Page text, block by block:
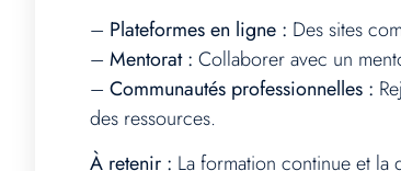
– Plateformes en ligne : Des sites
– Mentorat : Collaborer avec un
– Communautés professionnelles :
des ressources.
À retenir : La formation continue et